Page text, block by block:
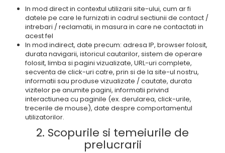
In mod direct in contextul utilizarii site-ului, cum ar fi
datele pe care le furnizati in cadrul sectiunii de contact /
intrebari / reclamatii, in masura in care ne contactati in
acest fel
In mod indirect, date precum: adresa IP, browser folosit,
durata navigarii, istoricul cautarilor, sistem de operare
folosit, limba si pagini vizualizate, URL-uri complete,
secventa de click-uri catre, prin si de la site-ul nostru,
informatii sau produse vizualizate / cautate, durata
vizitelor pe anumite pagini, informatii privind
interactiunea cu paginile (ex. derularea, click-urile,
trecerile de mouse), date despre comportamentul
utilizatorilor.
2. Scopurile si temeiurile de
prelucrarii